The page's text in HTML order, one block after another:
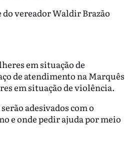
vereador Waldir Brazão
em situação de
de atendimento na Marquês
em situação de violência.
adesivados com o
e onde pedir ajuda por meio